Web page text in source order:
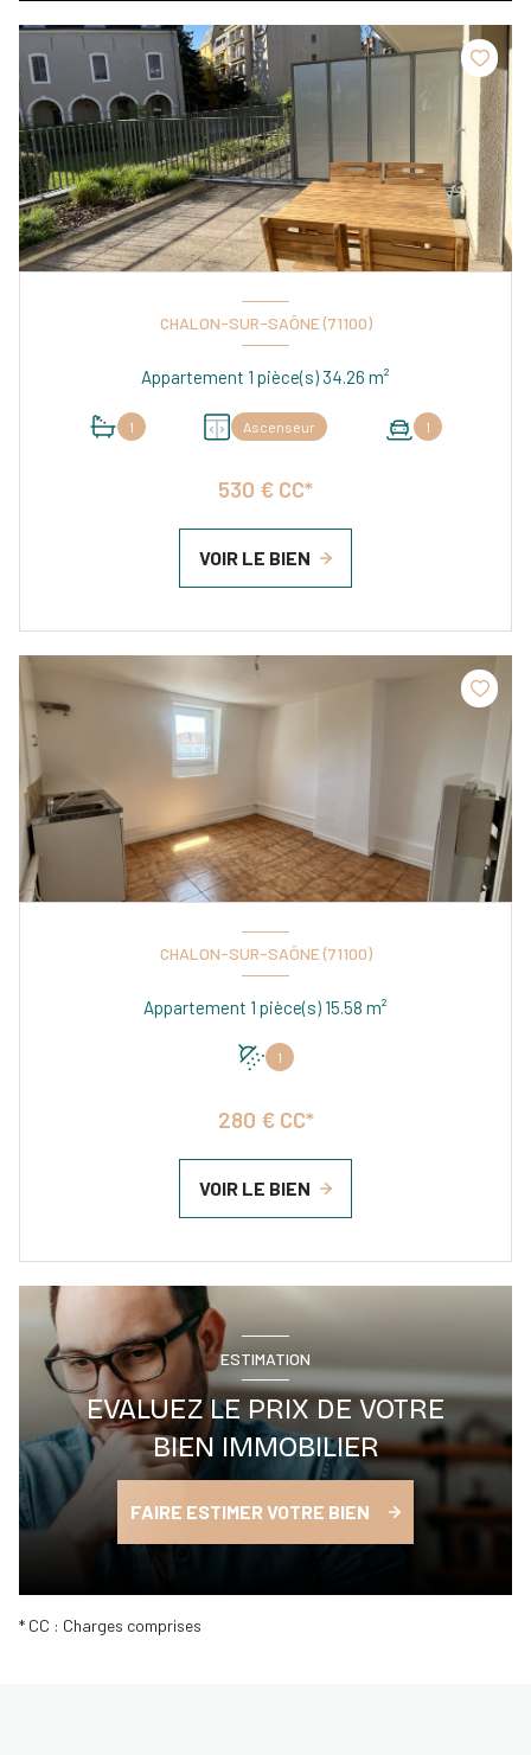
CHALON-SUR-SAÔNE (71100)
Appartement 1 pièce(s) 34.26 m²
1 Ascenseur 1
530 € CC*
VOIR LE BIEN
CHALON-SUR-SAÔNE (71100)
Appartement 1 pièce(s) 15.58 m²
1
280 € CC*
VOIR LE BIEN
ESTIMATION
EVALUEZ LE PRIX DE VOTRE
BIEN IMMOBILIER
FAIRE ESTIMER VOTRE BIEN
* CC : Charges comprises